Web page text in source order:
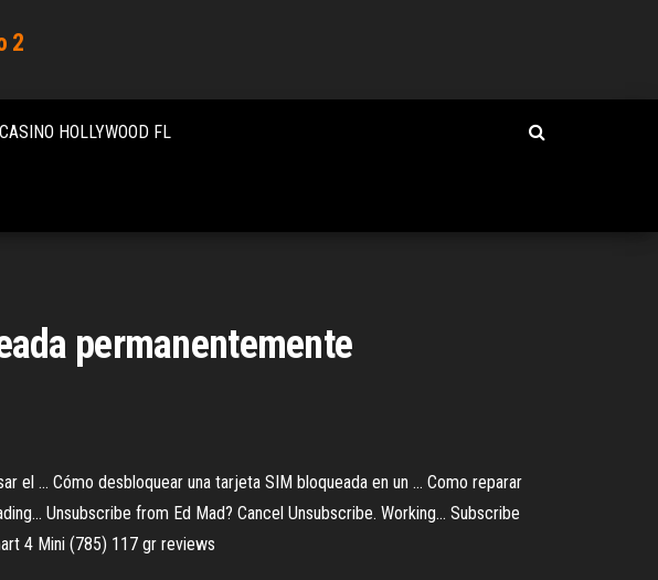
2
HOLLYWOOD FL
permanentemente
el ... Cómo desbloquear una tarjeta SIM bloqueada en un ... Como reparar
Unsubscribe from Ed Mad? Cancel Unsubscribe. Working... Subscribe
4 Mini (785) 117 gr reviews